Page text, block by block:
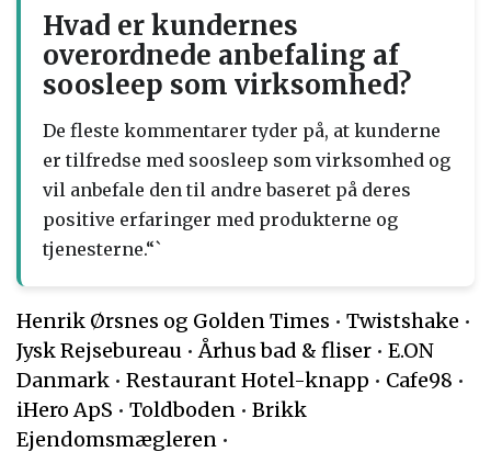
Hvad er kundernes
overordnede anbefaling af
soosleep som virksomhed?
De fleste kommentarer tyder på, at kunderne
er tilfredse med soosleep som virksomhed og
vil anbefale den til andre baseret på deres
positive erfaringer med produkterne og
tjenesterne.“`
Henrik Ørsnes og Golden Times • Twistshake •
Jysk Rejsebureau •Århus bad & fliser • E.ON
Danmark • Restaurant Hotel-knapp • Cafe98 •
iHero ApS • Toldboden • Brikk
Ejendomsmægleren •